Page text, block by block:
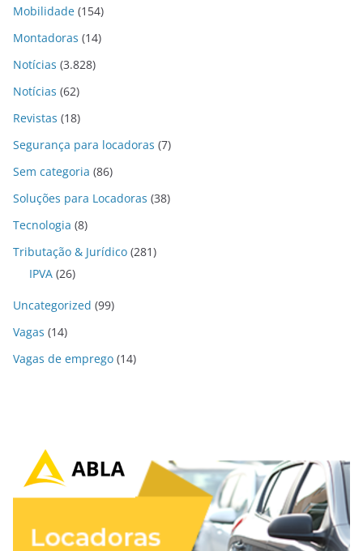
Mobilidade (154)
Montadoras (14)
Notícias (3.828)
Notícias (62)
Revistas (18)
Segurança para locadoras (7)
Sem categoria (86)
Soluções para Locadoras (38)
Tecnologia (8)
Tributação & Jurídico (281)
IPVA (26)
Uncategorized (99)
Vagas (14)
Vagas de emprego (14)